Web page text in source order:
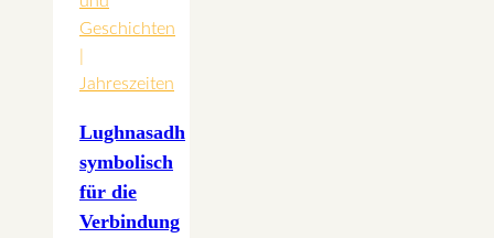
Geschichten
Jahreszeiten
Lughnasadh
symbolisch
für die
Verbindung